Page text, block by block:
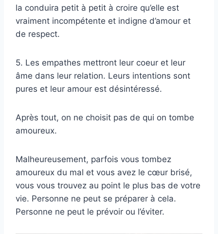
la conduira petit à petit à croire qu’elle est
vraiment incompétente et indigne d’amour et
de respect.
5. Les empathes mettront leur coeur et leur
âme dans leur relation. Leurs intentions sont
pures et leur amour est désintéressé.
Après tout, on ne choisit pas de qui on tombe
amoureux.
Malheureusement, parfois vous tombez
amoureux du mal et vous avez le cœur brisé,
vous vous trouvez au point le plus bas de votre
vie. Personne ne peut se préparer à cela.
Personne ne peut le prévoir ou l’éviter.